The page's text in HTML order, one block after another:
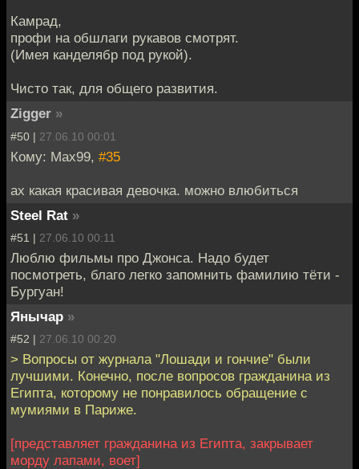
Камрад,
профи на обшлаги рукавов смотрят.
(Имея канделябр под рукой).
Чисто так, для общего развития.
Zigger »
#50 | 27.06.10 00:01
Кому: Max99, #35
ах какая красивая девочка. можно влюбиться
Steel Rat »
#51 | 27.06.10 00:11
Люблю фильмы про Джонса. Надо будет
посмотреть, благо легко запомнить фамилию тёти -
Бургуан!
Янычар »
#52 | 27.06.10 00:20
> Вопросы от журнала "Лошади и гончие" были
лучшими. Конечно, после вопросов гражданина из
Египта, которому не понравилось обращение с
мумиями в Париже.
[представляет гражданина из Египта, закрывает
морду лапами, воет]